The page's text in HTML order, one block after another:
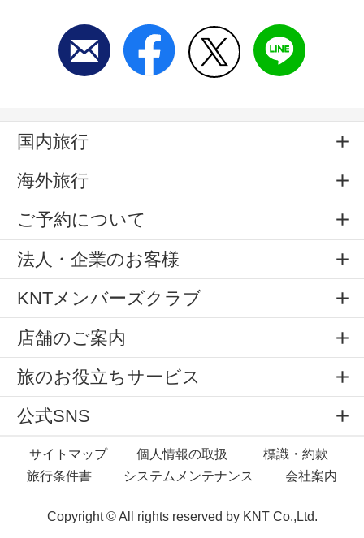
国内旅行
海外旅行
ご予約について
法人・企業のお客様
KNTメンバーズクラブ
店舗のご案内
旅のお役立ちサービス
公式SNS
サイトマップ 個人情報の取扱
標識・約款
旅行条件書
システムメンテナンス 会社案内
Copyright © All rights reserved by KNT Co.,Ltd.